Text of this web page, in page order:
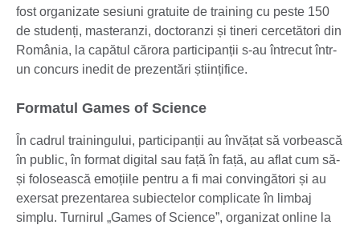
fost organizate sesiuni gratuite de training cu peste 150
de studenți, masteranzi, doctoranzi și tineri cercetători din
România, la capătul cărora participanții s-au întrecut într-
un concurs inedit de prezentări științifice.
Formatul Games of Science
În cadrul trainingului, participanții au învățat să vorbească
în public, în format digital sau față în față, au aflat cum să-
și folosească emoțiile pentru a fi mai convingători și au
exersat prezentarea subiectelor complicate în limbaj
simplu. Turnirul „Games of Science”, organizat online la